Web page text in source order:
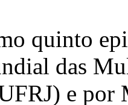
quinto
das
e por